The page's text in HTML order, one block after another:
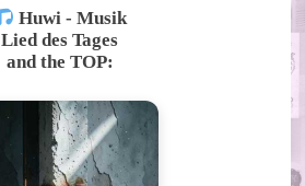
Huwi - Musik
Lied des Tages
and the TOP: